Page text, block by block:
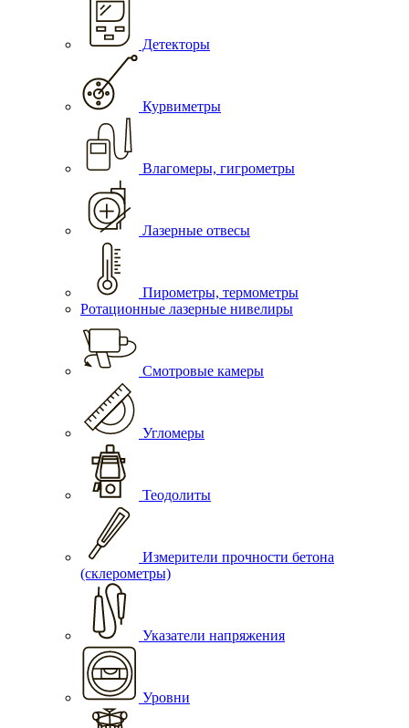
Детекторы
Курвиметры
Влагомеры, гигрометры
Лазерные отвесы
Пирометры, термометры
Ротационные лазерные нивелиры
Смотровые камеры
Угломеры
Теодолиты
Измерители прочности бетона
(склерометры)
Указатели напряжения
Уровни